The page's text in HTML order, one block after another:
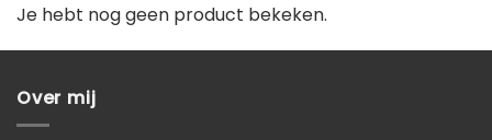
Je hebt nog geen product bekeken.
Over mij